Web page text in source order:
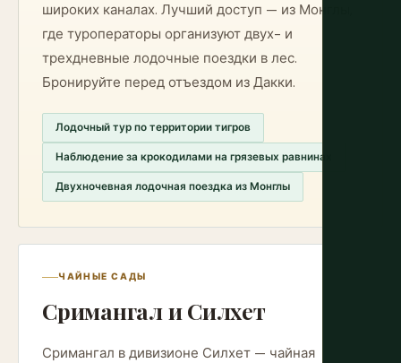
широких каналах. Лучший доступ — из Монглы,
где туроператоры организуют двух- и
трехдневные лодочные поездки в лес.
Бронируйте перед отъездом из Дакки.
Лодочный тур по территории тигров
Наблюдение за крокодилами на грязевых равнинах
Двухночевная лодочная поездка из Монглы
ЧАЙНЫЕ САДЫ
Сримангал и Силхет
Сримангал в дивизионе Силхет — чайная